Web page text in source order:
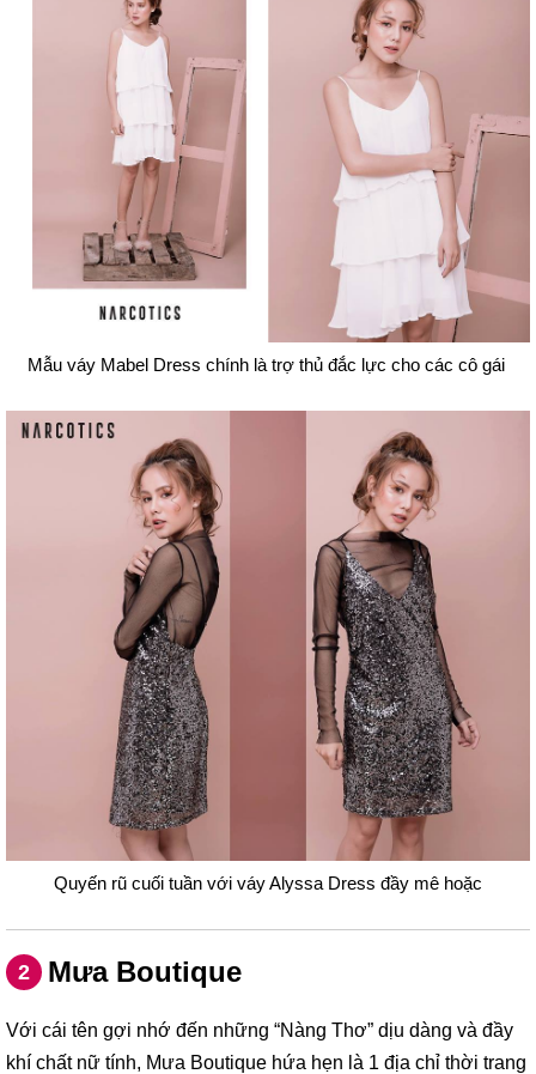
Mẫu váy Mabel Dress chính là trợ thủ đắc lực cho các cô gái
Quyến rũ cuối tuần với váy Alyssa Dress đầy mê hoặc
2 Mưa Boutique
Với cái tên gợi nhớ đến những “Nàng Thơ” dịu dàng và đầy
khí chất nữ tính, Mưa Boutique hứa hẹn là 1 địa chỉ thời trang